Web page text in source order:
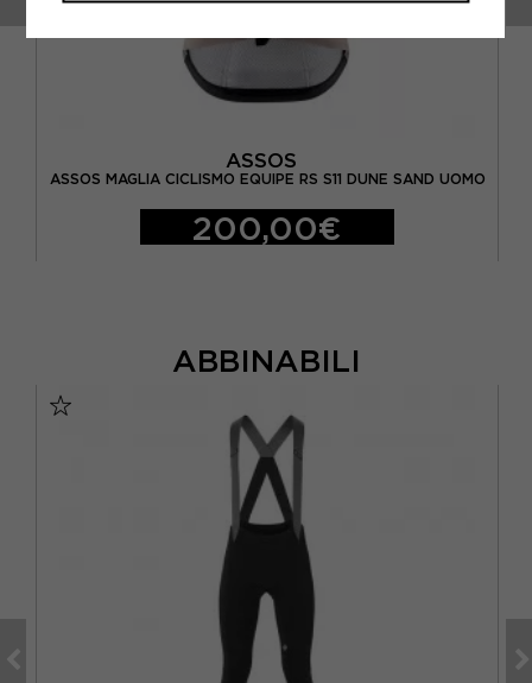
ASSOS
ASSOS MAGLIA CICLISMO EQUIPE RS S11 DUNE SAND UOMO
200,00€
ABBINABILI